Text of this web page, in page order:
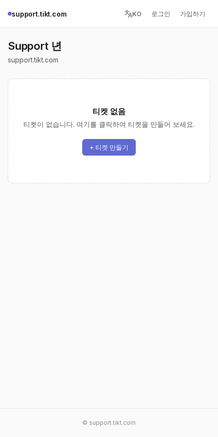
support.tikt.com KO 로그인 가입하기
Support 년
support.tikt.com
티켓 없음
티켓이 없습니다. 여기를 클릭하여 티켓을 만들어 보세요.
+ 티켓 만들기
© support.tikt.com